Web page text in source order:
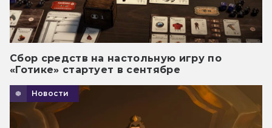
Сбор средств на настольную игру по
«Готике» стартует в сентябре
Новости